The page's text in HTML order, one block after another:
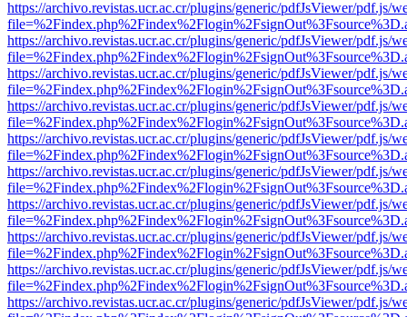
https://archivo.revistas.ucr.ac.cr/plugins/generic/pdfJsViewer/pdf.js/
https://archivo.revistas.ucr.ac.cr/plugins/generic/pdfJsViewer/pdf.js/
https://archivo.revistas.ucr.ac.cr/plugins/generic/pdfJsViewer/pdf.js/
https://archivo.revistas.ucr.ac.cr/plugins/generic/pdfJsViewer/pdf.js/
https://archivo.revistas.ucr.ac.cr/plugins/generic/pdfJsViewer/pdf.js/
https://archivo.revistas.ucr.ac.cr/plugins/generic/pdfJsViewer/pdf.js/
https://archivo.revistas.ucr.ac.cr/plugins/generic/pdfJsViewer/pdf.js/
https://archivo.revistas.ucr.ac.cr/plugins/generic/pdfJsViewer/pdf.js/
https://archivo.revistas.ucr.ac.cr/plugins/generic/pdfJsViewer/pdf.js/
https://archivo.revistas.ucr.ac.cr/plugins/generic/pdfJsViewer/pdf.js/